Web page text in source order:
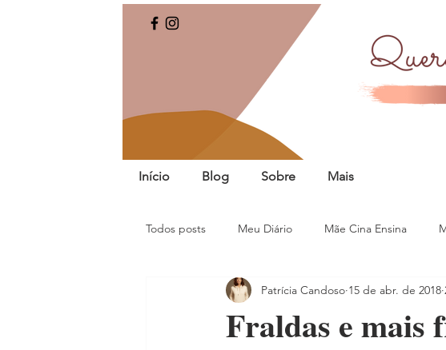
Início Blog Sobre Mais
Todos posts Meu Diário Mãe Cina Ensina
Fraldas e mais
Patrícia Candoso 15 de abr. de 2018